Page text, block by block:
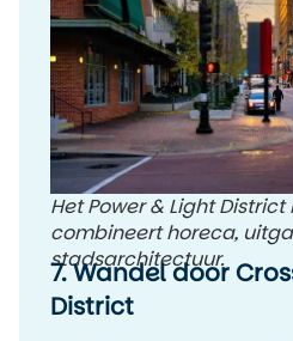
Het Power & Light
combineert horeca,
stadsarchitectuur.
7. Wandel door
District